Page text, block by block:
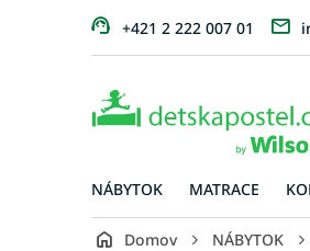
+421 2 222 007 01
NÁBYTOK MATRACE
Domov NÁBYTOK